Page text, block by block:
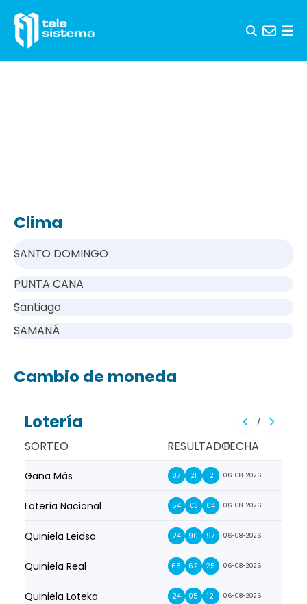
Clima
SANTO DOMINGO
PUNTA CANA
Santiago
SAMANÁ
Cambio de moneda
Lotería /
SORTEO RESULTADOFECHA
Gana Más 87 21 12 06-08-2026
Lotería Nacional 54 03 04 06-08-2026
Quiniela Leidsa 24 90 97 06-08-2026
Quiniela Real 68 62 25 06-08-2026
Quiniela Loteka 24 05 12 06-08-2026